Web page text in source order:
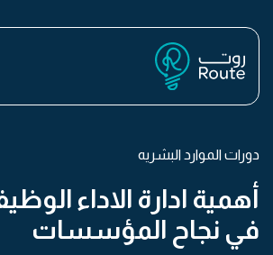
دورات الموارد البشريه
أهمية ادارة الاداء
في نجاح المؤسسات